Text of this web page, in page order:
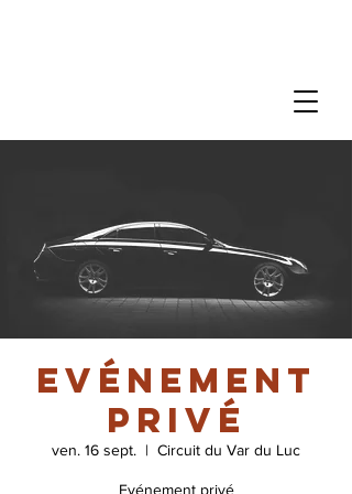
Evénement
privé
ven. 16 sept.
  |
Circuit du Var du Luc
Evénement privé